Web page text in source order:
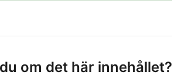
om det här innehållet?